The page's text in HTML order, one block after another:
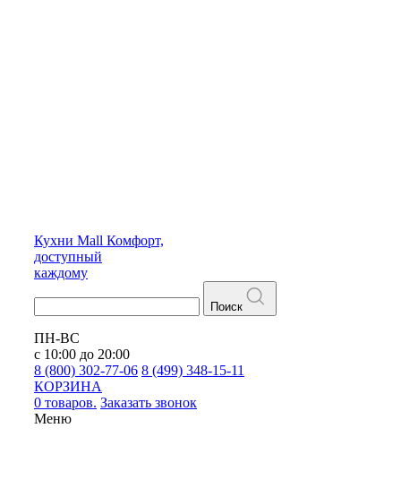
Кухни Mall Комфорт,
доступный
каждому
Поиск
ПН-ВС
с 10:00 до 20:00
8 (800) 302-77-06 8 (499) 348-15-11
КОРЗИНА
0 товаров. Заказать звонок
Меню